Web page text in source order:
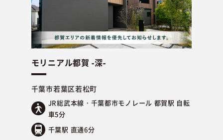
モリニアル都賀 -深-
千葉市若葉区若松町
JR総武本線・千葉都市モノレール 都賀駅 自転
車5分
千葉駅 直通6分